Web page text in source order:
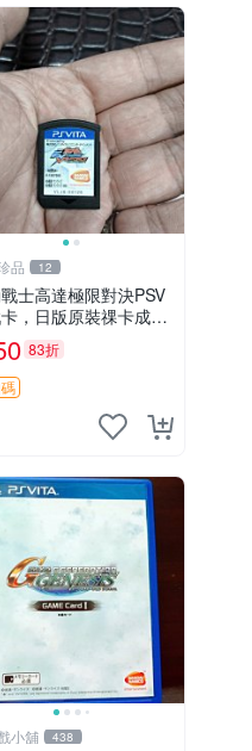
品 12
士高達極限對決PSV
，日版原裝祼卡成色
動戰士高達極限對決 P
版 裸卡 成品
83折
小舖 438